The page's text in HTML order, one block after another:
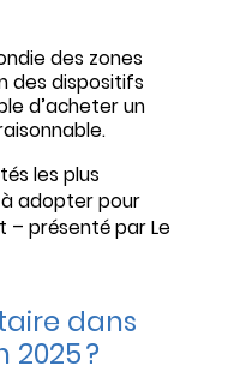
des zones
des dispositifs
d’acheter un
les plus
adopter pour
– présenté par Le
dans
?